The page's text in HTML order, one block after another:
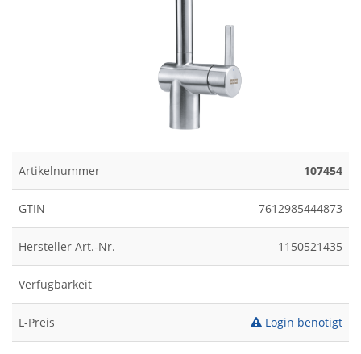
Artikelnummer 107454
GTIN 7612985444873
Hersteller Art.-Nr. 1150521435
Verfügbarkeit
L-Preis Login benötigt